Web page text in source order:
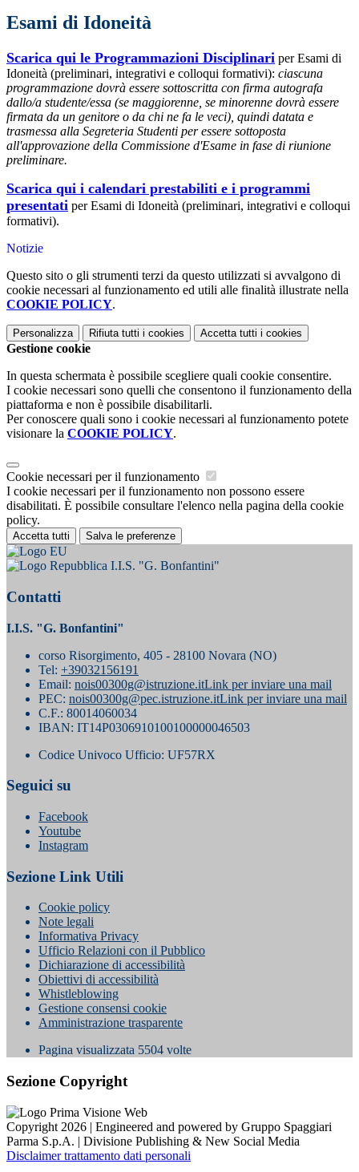
Esami di Idoneità
Scarica qui le Programmazioni Disciplinari per Esami di
Idoneità (preliminari, integrativi e colloqui formativi): ciascuna
programmazione dovrà essere sottoscritta con firma autografa
dallo/a studente/essa (se maggiorenne, se minorenne dovrà essere
firmata da un genitore o da chi ne fa le veci), quindi datata e
trasmessa alla Segreteria Studenti per essere sottoposta
all'approvazione della Commissione d'Esame in fase di riunione
preliminare.
Scarica qui i calendari prestabiliti e i programmi
presentati per Esami di Idoneità (preliminari, integrativi e colloqui
formativi).
Notizie
Questo sito o gli strumenti terzi da questo utilizzati si avvalgono di
cookie necessari al funzionamento ed utili alle finalità illustrate nella
COOKIE POLICY.
Personalizza Rifiuta tutti i cookies Accetta tutti i cookies
Gestione cookie
In questa schermata è possibile scegliere quali cookie consentire.
I cookie necessari sono quelli che consentono il funzionamento della
piattaforma e non è possibile disabilitarli.
Per conoscere quali sono i cookie necessari al funzionamento potete
visionare la COOKIE POLICY.
Cookie necessari per il funzionamento
I cookie necessari per il funzionamento non possono essere
disabilitati. È possibile consultare l'elenco nella pagina della cookie
policy.
Accetta tutti Salva le preferenze
I.I.S. "G. Bonfantini"
Contatti
I.I.S. "G. Bonfantini"
corso Risorgimento, 405 - 28100 Novara (NO)
Tel: +39032156191
Email: nois00300g@istruzione.itLink per inviare una mail
PEC: nois00300g@pec.istruzione.itLink per inviare una mail
C.F.: 80014060034
IBAN: IT14P0306910100100000046503
Codice Univoco Ufficio: UF57RX
Seguici su
Facebook
Youtube
Instagram
Sezione Link Utili
Cookie policy
Note legali
Informativa Privacy
Ufficio Relazioni con il Pubblico
Dichiarazione di accessibilità
Obiettivi di accessibilità
Whistleblowing
Gestione consensi cookie
Amministrazione trasparente
Pagina visualizzata 5504 volte
Sezione Copyright
Copyright 2026 | Engineered and powered by Gruppo Spaggiari
Parma S.p.A. | Divisione Publishing & New Social Media
Disclaimer trattamento dati personali